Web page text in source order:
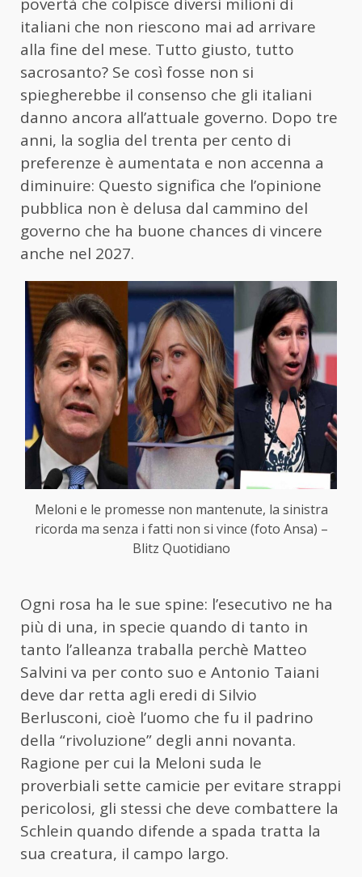
italiani che non riescono mai ad arrivare
alla fine del mese. Tutto giusto, tutto
sacrosanto? Se così fosse non si
spiegherebbe il consenso che gli italiani
danno ancora all’attuale governo. Dopo tre
anni, la soglia del trenta per cento di
preferenze è aumentata e non accenna a
diminuire: Questo significa che l’opinione
pubblica non è delusa dal cammino del
governo che ha buone chances di vincere
anche nel 2027.
Meloni e le promesse non mantenute, la sinistra
ricorda ma senza i fatti non si vince (foto Ansa) –
Blitz Quotidiano
Ogni rosa ha le sue spine: l’esecutivo ne ha
più di una, in specie quando di tanto in
tanto l’alleanza traballa perchè Matteo
Salvini va per conto suo e Antonio Taiani
deve dar retta agli eredi di Silvio
Berlusconi, cioè l’uomo che fu il padrino
della “rivoluzione” degli anni novanta.
Ragione per cui la Meloni suda le
proverbiali sette camicie per evitare strappi
pericolosi, gli stessi che deve combattere la
Schlein quando difende a spada tratta la
sua creatura, il campo largo.